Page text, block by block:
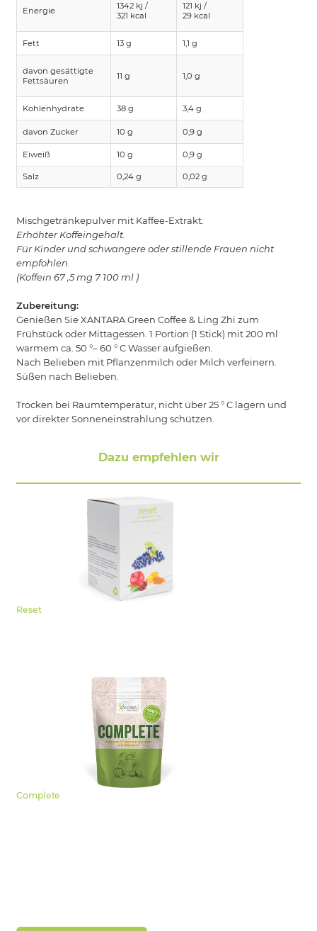
Energie
1342 kj /
321 kcal
121 kj /
29 kcal
Fett 13 g 1,1 g
davon gesättigte
Fettsäuren
11 g 1,0 g
Kohlenhydrate 38 g 3,4 g
davon Zucker 10 g 0,9 g
Eiweiß 10 g 0,9 g
Salz 0,24 g 0,02 g
Mischgetränkepulver mit Kaffee-Extrakt.
Erhöhter Koffeingehalt.
Für Kinder und schwangere oder stillende Frauen nicht
empfohlen.
(Koffein 67 ,5 mg 7 100 ml )
Zubereitung:
Genießen Sie XANTARA Green Coffee & Ling Zhi zum
Frühstück oder Mittagessen. 1 Portion (1 Stick) mit 200 ml
warmem ca. 50 °– 60 ° C Wasser aufgießen.
Nach Belieben mit Pflanzenmilch oder Milch verfeinern.
Süßen nach Belieben.
Trocken bei Raumtemperatur, nicht über 25 ° C lagern und
vor direkter Sonneneinstrahlung schützen.
Dazu empfehlen wir
Reset
Complete